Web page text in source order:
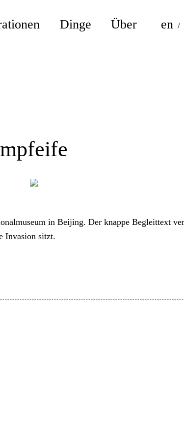
Dinge Über en
in Beijing. Der knappe Begleittext
Invasion sitzt.